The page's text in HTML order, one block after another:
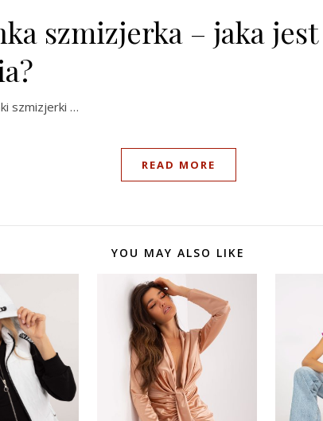
szmizjerka – jaka
szmizjerki …
READ MORE
YOU MAY ALSO LIKE